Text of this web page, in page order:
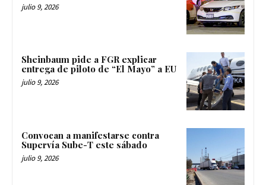
julio 9, 2026
Sheinbaum pide a FGR explicar
entrega de piloto de “El Mayo” a EU
julio 9, 2026
Convocan a manifestarse contra
Supervía Sube-T este sábado
julio 9, 2026